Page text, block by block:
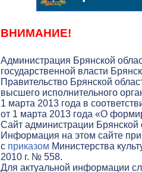
ВНИМАНИЕ!
Администрация Брянской
государственной власти
Правительство Брянской
высшего исполнительного
1 марта 2013 года в
от 1 марта 2013 года «О
Cайт администрации Брянской
Информация на этом сайте
с приказом Министерства
2010 г. № 558.
Для актуальной информации